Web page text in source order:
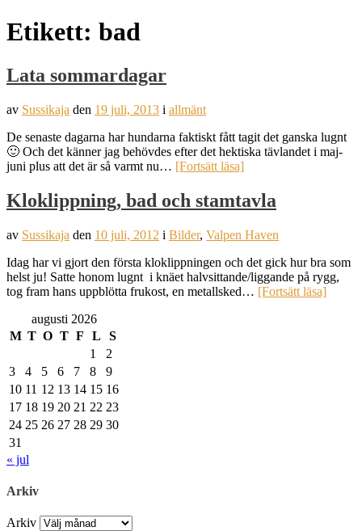
Etikett: bad
Lata sommardagar
av Sussikaja den 19 juli, 2013 i allmänt
De senaste dagarna har hundarna faktiskt fått tagit det ganska lugnt
🙂 Och det känner jag behövdes efter det hektiska tävlandet i maj-
juni plus att det är så varmt nu… [Fortsätt läsa]
Kloklippning, bad och stamtavla
av Sussikaja den 10 juli, 2012 i Bilder, Valpen Haven
Idag har vi gjort den första kloklippningen och det gick hur bra som
helst ju! Satte honom lugnt i knäet halvsittande/liggande på rygg,
tog fram hans uppblötta frukost, en metallsked… [Fortsätt läsa]
augusti 2026
M T O T F L
S
1
2
3
4 5 6 7 8
9
10 11 12 13 14 15 16
17 18 19 20 21 22 23
24 25 26 27 28 29 30
31
« jul
Arkiv
Arkiv